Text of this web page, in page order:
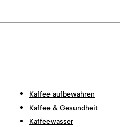
Kaffee aufbewahren
Kaffee & Gesundheit
Kaffeewasser